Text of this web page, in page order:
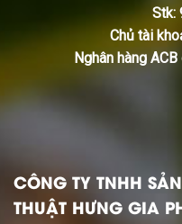
Stk:
Chủ tài
Nghân hàng
CÔNG TY TNHH
THUẬT HƯNG GIA